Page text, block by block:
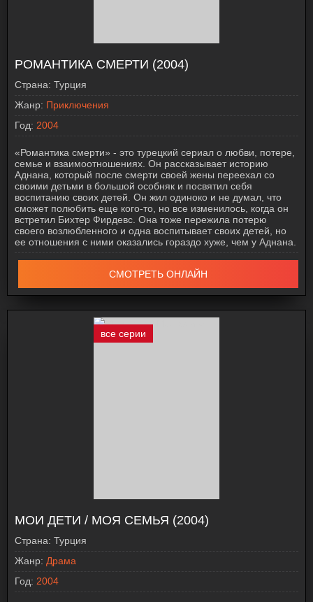
РОМАНТИКА СМЕРТИ (2004)
Страна: Турция
Жанр: Приключения
Год: 2004
«Романтика смерти» - это турецкий сериал о любви, потере,
семье и взаимоотношениях. Он рассказывает историю
Аднана, который после смерти своей жены переехал со
своими детьми в большой особняк и посвятил себя
воспитанию своих детей. Он жил одиноко и не думал, что
сможет полюбить еще кого-то, но все изменилось, когда он
встретил Бихтер Фирдевс. Она тоже пережила потерю
своего возлюбленного и одна воспитывает своих детей, но
ее отношения с ними оказались гораздо хуже, чем у Аднана.
СМОТРЕТЬ ОНЛАЙН
все серии
МОИ ДЕТИ / МОЯ СЕМЬЯ (2004)
Страна: Турция
Жанр: Драма
Год: 2004